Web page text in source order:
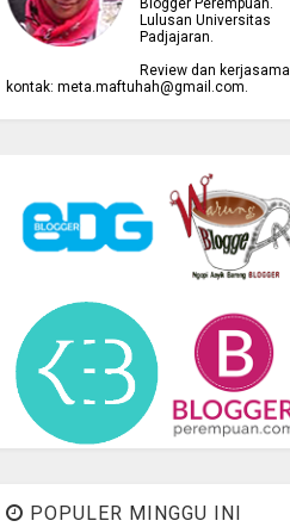
Blogger Perempuan.
Lulusan Universitas
Padjajaran.
Review dan kerjasama
kontak: meta.maftuhah@gmail.com.
POPULER MINGGU INI